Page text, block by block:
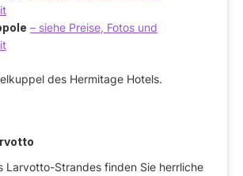
– siehe Preise, Fotos und
Larvotto-Strandes finden Sie herrliche